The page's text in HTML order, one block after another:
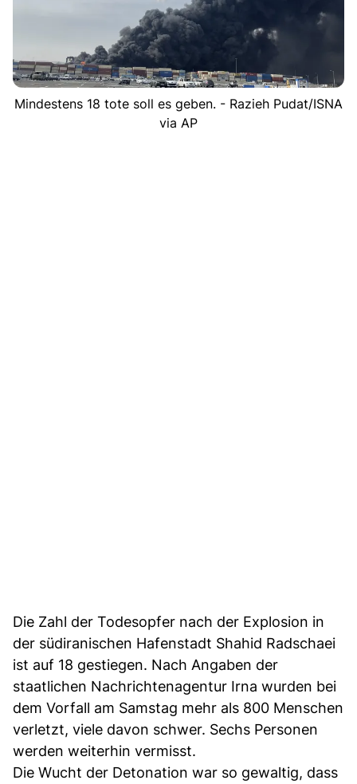
Mindestens 18 tote soll es geben. - Razieh Pudat/ISNA
via AP
Die Zahl der Todesopfer nach der Explosion in
der südiranischen Hafenstadt Shahid Radschaei
ist auf 18 gestiegen. Nach Angaben der
staatlichen Nachrichtenagentur Irna wurden bei
dem Vorfall am Samstag mehr als 800 Menschen
verletzt, viele davon schwer. Sechs Personen
werden weiterhin vermisst.
Die Wucht der Detonation war so gewaltig, dass